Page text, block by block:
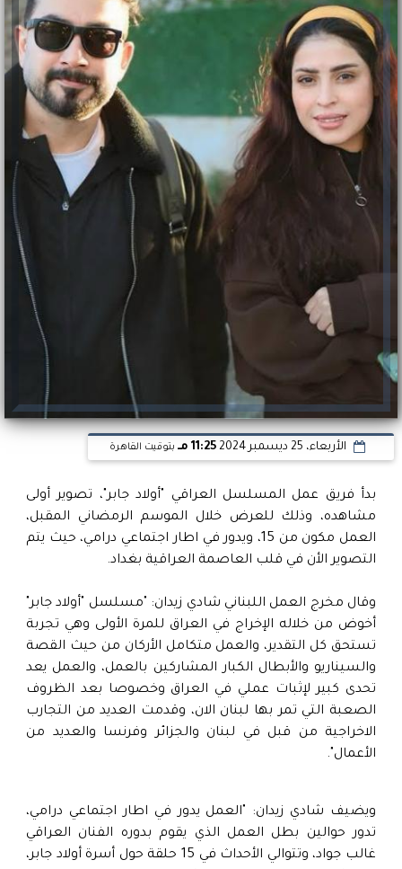
الأربعاء، 25 ديسمبر 2024 11:25 مـ بتوقيت القاهرة
بدأ فريق عمل المسلسل العراقي "أولاد جابر"، تصوير أولى
مشاهده، وذلك للعرض خلال الموسم الرمضاني المقبل،
العمل مكون من 15، ويدور في اطار اجتماعي درامي، حيث يتم
التصوير الأن في قلب العاصمة العراقية بغداد.
وقال مخرج العمل اللبناني شادي زيدان: "مسلسل "أولاد جابر"
أخوض من خلاله الإخراج في العراق للمرة الأولى وهي تجربة
تستحق كل التقدير، والعمل متكامل الأركان من حيث القصة
والسيناريو والأبطال الكبار المشاركين بالعمل، والعمل يعد
تحدى كبير لإثبات عملي في العراق وخصوصا بعد الظروف
الصعبة التي تمر بها لبنان الان، وقدمت العديد من التجارب
الاخراجية من قبل في لبنان والجزائر وفرنسا والعديد من
الأعمال".
ويضيف شادي زيدان: "العمل يدور في اطار اجتماعي درامي،
تدور حوالين بطل العمل الذي يقوم بدوره الفنان العراقي
غالب جواد، وتتوالي الأحداث في 15 حلقة حول أسرة أولاد جابر،